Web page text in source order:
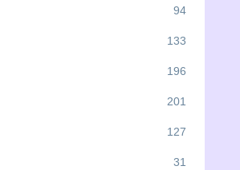
94
133
196
201
127
31